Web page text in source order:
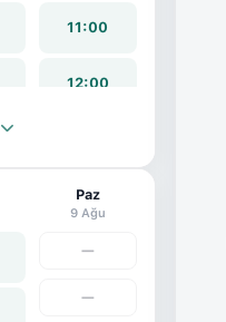
11:00
12:00
14:00
15:00
Paz
9 Ağu
—
—